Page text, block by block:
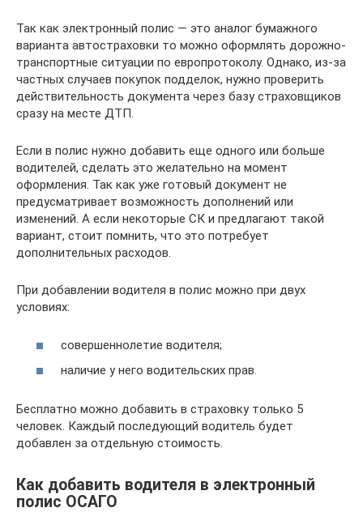
Так как электронный полис — это аналог бумажного
варианта автостраховки то можно оформлять дорожно-
транспортные ситуации по европротоколу. Однако, из-за
частных случаев покупок подделок, нужно проверить
действительность документа через базу страховщиков
сразу на месте ДТП.
Если в полис нужно добавить еще одного или больше
водителей, сделать это желательно на момент
оформления. Так как уже готовый документ не
предусматривает возможность дополнений или
изменений. А если некоторые СК и предлагают такой
вариант, стоит помнить, что это потребует
дополнительных расходов.
При добавлении водителя в полис можно при двух
условиях:
совершеннолетие водителя;
наличие у него водительских прав.
Бесплатно можно добавить в страховку только 5
человек. Каждый последующий водитель будет
добавлен за отдельную стоимость.
Как добавить водителя в электронный
полис ОСАГО